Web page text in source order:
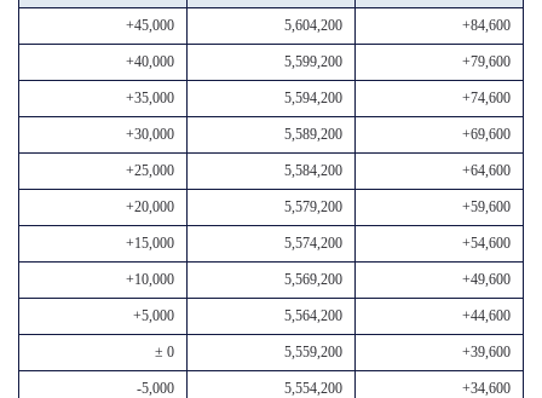
+45,000 5,604,200 +84,600
+40,000 5,599,200 +79,600
+35,000 5,594,200 +74,600
+30,000 5,589,200 +69,600
+25,000 5,584,200 +64,600
+20,000 5,579,200 +59,600
+15,000 5,574,200 +54,600
+10,000 5,569,200 +49,600
+5,000 5,564,200 +44,600
± 0 5,559,200 +39,600
-5,000 5,554,200 +34,600